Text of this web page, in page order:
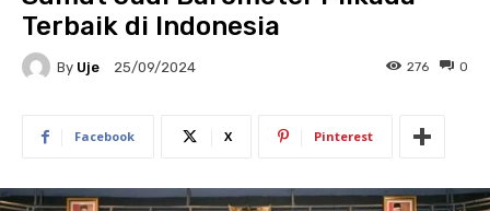
Terbaik di Indonesia
By Uje 25/09/2024 0
276
Facebook X Pinterest